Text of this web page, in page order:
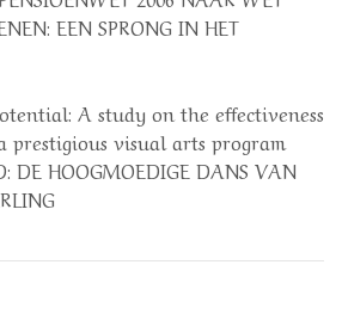
EEN SPRONG IN HET
A study on the effectiveness
visual arts program
DE HOOGMOEDIGE DANS VAN